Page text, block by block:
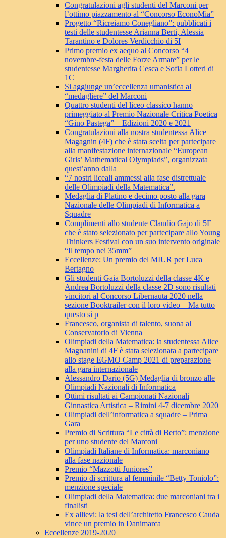
Congratulazioni agli studenti del Marconi per
l’ottimo piazzamento al “Concorso EconoMia”
Progetto “Ricreiamo Conegliano”: pubblicati i
testi delle studentesse Arianna Berti, Alessia
Tarantino e Dolores Verdicchio di 5I
Primo premio ex aequo al Concorso “4
novembre-festa delle Forze Armate” per le
studentesse Margherita Cesca e Sofia Lotteri di
1C
Si aggiunge un’eccellenza umanistica al
“medagliere” del Marconi
Quattro studenti del liceo classico hanno
primeggiato al Premio Nazionale Critica Poetica
“Gino Pastega” – Edizioni 2020 e 2021
Congratulazioni alla nostra studentessa Alice
Magagnin (4F) che è stata scelta per partecipare
alla manifestazione internazionale “European
Girls’ Mathematical Olympiads”, organizzata
quest’anno dalla
“7 nostri liceali ammessi alla fase distrettuale
delle Olimpiadi della Matematica”.
Medaglia di Platino e decimo posto alla gara
Nazionale delle Olimpiadi di Informatica a
Squadre
Complimenti allo studente Claudio Gajo di 5E
che è stato selezionato per partecipare allo Young
Thinkers Festival con un suo intervento originale
“Il tempo nei 35mm”
Eccellenze: Un premio del MIUR per Luca
Bertagno
Gli studenti Gaia Bortoluzzi della classe 4K e
Andrea Bortoluzzi della classe 2D sono risultati
vincitori al Concorso Libernauta 2020 nella
sezione Booktrailer con il loro video – Ma tutto
questo si p
Francesco, organista di talento, suona al
Conservatorio di Vienna
Olimpiadi della Matematica: la studentessa Alice
Magnanini di 4F è stata selezionata a partecipare
allo stage EGMO Camp 2021 di preparazione
alla gara internazionale
Alessandro Dario (5G) Medaglia di bronzo alle
Olimpiadi Nazionali di Informatica
Ottimi risultati ai Campionati Nazionali
Ginnastica Artistica – Rimini 4-7 dicembre 2020
Olimpiadi dell’informatica a squadre – Prima
Gara
Premio di Scrittura “Le città di Berto”: menzione
per uno studente del Marconi
Olimpiadi Italiane di Informatica: marconiano
alla fase nazionale
Premio “Mazzotti Juniores”
Premio di scrittura al femminile “Betty Toniolo”:
menzione speciale
Olimpiadi della Matematica: due marconiani tra i
finalisti
Ex allievi: la tesi dell’architetto Francesco Cauda
vince un premio in Danimarca
Eccellenze 2019-2020